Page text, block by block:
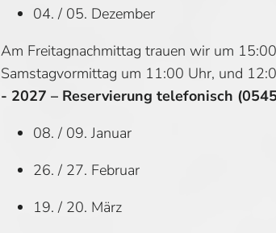
04. / 05. Dezember
Am Freitagnachmittag trauen wir um
Samstagvormittag um 11:00 Uhr, und
- 2027 – Reservierung telefonisch
08. / 09. Januar
26. / 27. Februar
19. / 20. März